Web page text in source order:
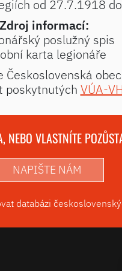
od 27.7.1918
Zdroj informací:
poslužný spis
karta legionáře
Československá
poskytnutých VÚA-
NEBO VLASTNÍTE
NAPIŠTE NÁM
databázi